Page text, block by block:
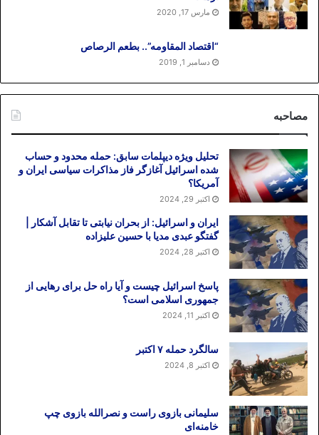
مارس 17, 2020
“اقتصاد المقاومه”.. بطعم الرصاص
دسامبر 1, 2019
مصاحبه
تحلیل ویژه دیپلمات سابق: حمله محدود و حساب
شده اسرائیل آغازگر فاز مذاکرات سیاسی ایران و
آمریکا؟
اکتبر 29, 2024
ایران و اسرائیل: از بحران نیابتی تا تقابل آشکار |
گفتگو عبدی مدیا با حسین علیزاده
اکتبر 28, 2024
پاسخ اسرائیل چیست و آیا راه حل برای رهایی از
جمهوری اسلامی است؟
اکتبر 11, 2024
سالگرد حمله ۷ اکتبر
اکتبر 8, 2024
سلیمانی بازوی راست و نصرالله بازوی چپ
خامنه‌ای